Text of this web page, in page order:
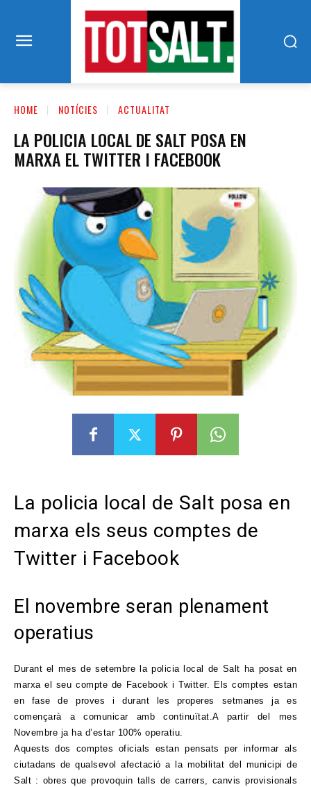
HOME NOTÍCIES ACTUALITAT
LA POLICIA LOCAL DE SALT POSA EN
MARXA EL TWITTER I FACEBOOK
La policia local de Salt posa en
marxa els seus comptes de
Twitter i Facebook
El novembre seran plenament
operatius
Durant el mes de setembre la policia local de Salt ha posat en
marxa el seu compte de Facebook i Twitter. Els comptes estan
en fase de proves i durant les properes setmanes ja es
començarà a comunicar amb continuïtat.A partir del mes
Novembre ja ha d’estar 100% operatiu.
Aquests dos comptes oficials estan pensats per informar als
ciutadans de qualsevol afectació a la mobilitat del municipi de
Salt : obres que provoquin talls de carrers, canvis provisionals